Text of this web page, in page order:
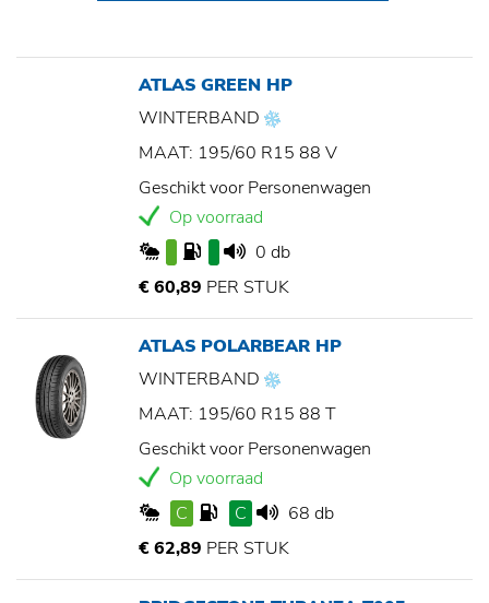
ATLAS GREEN HP
WINTERBAND
MAAT: 195/60 R15 88 V
Geschikt voor Personenwagen
Op voorraad
0 db
€ 60,89 PER STUK
ATLAS POLARBEAR HP
WINTERBAND
MAAT: 195/60 R15 88 T
Geschikt voor Personenwagen
Op voorraad
C
C
68 db
€ 62,89 PER STUK